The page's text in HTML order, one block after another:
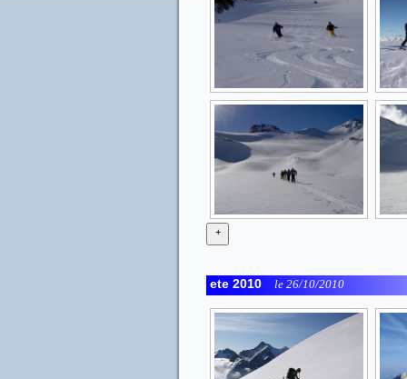
+
ete 2010 le 26/10/2010